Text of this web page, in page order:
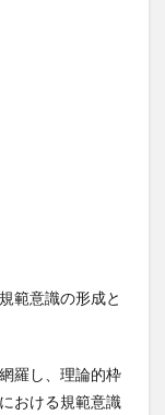
範意識の形成と
羅し、理論的枠
おける規範意識